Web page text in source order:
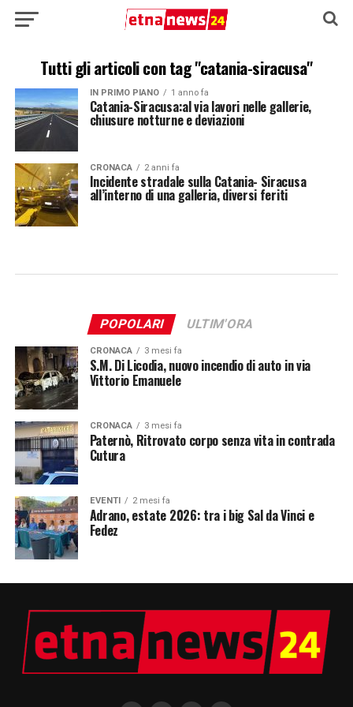
Tutti gli articoli con tag "catania-siracusa"
IN PRIMO PIANO 1 anno fa
Catania-Siracusa:al via lavori nelle gallerie,
chiusure notturne e deviazioni
CRONACA 2 anni fa
Incidente stradale sulla Catania- Siracusa
all’interno di una galleria, diversi feriti
POPOLARI ULTIM'ORA
CRONACA 3 mesi fa
S.M. Di Licodia, nuovo incendio di auto in via
Vittorio Emanuele
CRONACA 3 mesi fa
Paternò, Ritrovato corpo senza vita in contrada
Cutura
EVENTI 2 mesi fa
Adrano, estate 2026: tra i big Sal da Vinci e
Fedez